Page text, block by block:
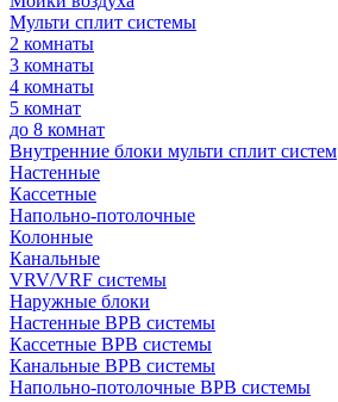
Мульти сплит системы
2 комнаты
3 комнаты
4 комнаты
5 комнат
до 8 комнат
Внутренние блоки мульти сплит систем
Настенные
Кассетные
Напольно-потолочные
Колонные
Канальные
VRV/VRF системы
Наружные блоки
Настенные ВРВ системы
Кассетные ВРВ системы
Канальные ВРВ системы
Напольно-потолочные ВРВ системы